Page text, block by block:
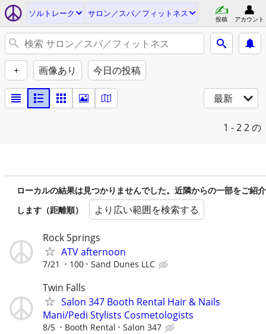
ソルトレーク サロン／スパ／フィットネス
投稿 アカウント
+ 画像あり 今日の投稿
最新
1 - 22 の
ローカルの結果は見つかりませんでした。近隣からの一部をご紹介
します（距離順）
より広い範囲を検索する
Rock Springs
ATV afternoon
7/21 100 Sand Dunes LLC
Twin Falls
Salon 347 Booth Rental Hair & Nails
Mani/Pedi Stylists Cosmetologists
8/5 Booth Rental Salon 347